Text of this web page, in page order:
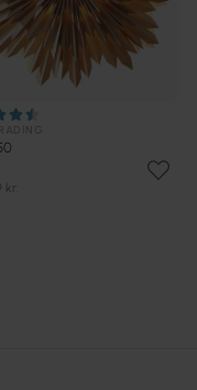
kr.